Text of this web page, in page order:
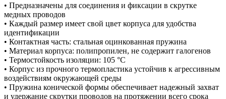
• Предназначены для соединения и фиксации в скрутке
медных проводов
• Каждый размер имеет свой цвет корпуса для удобства
идентификации
• Контактная часть: стальная оцинкованная пружина
• Материал корпуса: полипропилен, не содержит галогенов
• Термостойкость изоляции: 105 °C
• Корпус из прочного термопластика устойчив к агрессивным
воздействиям окружающей среды
• Пружина конической формы обеспечивает надежный захват
и удержание скрутки проводов на протяжении всего срока